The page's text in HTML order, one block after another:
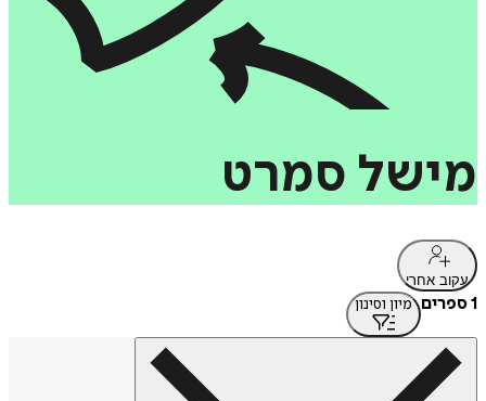
מישל סמרט
עקוב אחרי
1 ספרים מיון וסינון